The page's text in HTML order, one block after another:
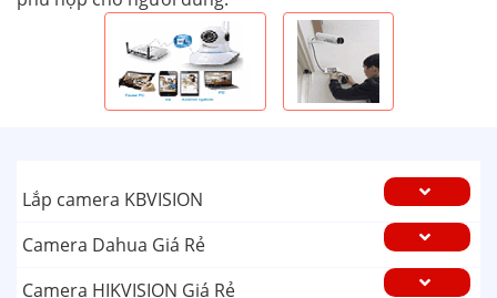
Lắp camera KBVISION
Camera Dahua Giá Rẻ
Camera HIKVISION Giá Rẻ